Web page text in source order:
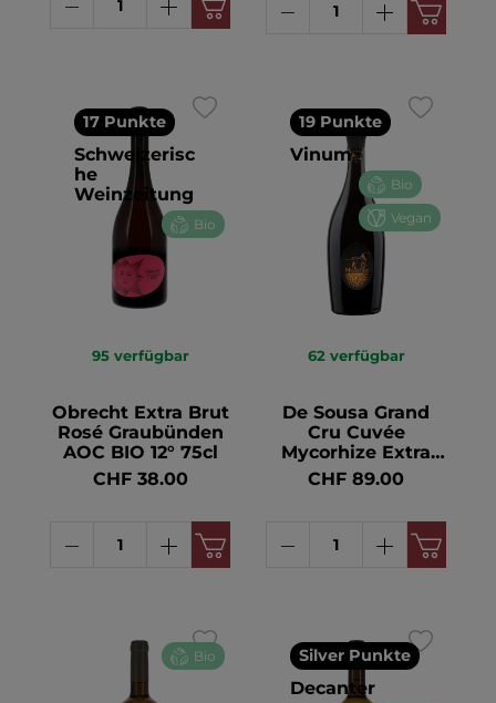
17 Punkte
Schweizerisc
he
Weinzeitung
Bio
95 verfügbar
Obrecht Extra Brut
Rosé Graubünden
AOC BIO 12° 75cl
CHF 38.00
19 Punkte
Vinum
Bio
Vegan
62 verfügbar
De Sousa Grand
Cru Cuvée
Mycorhize Extra
Brut Champagne
AC BIO 12.5° 75cl
CHF 89.00
Bio Silver Punkte
Decanter